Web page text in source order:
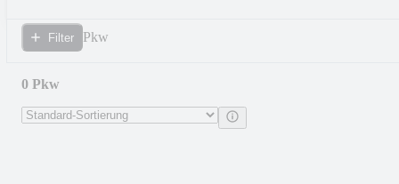
Filter Pkw
0 Pkw